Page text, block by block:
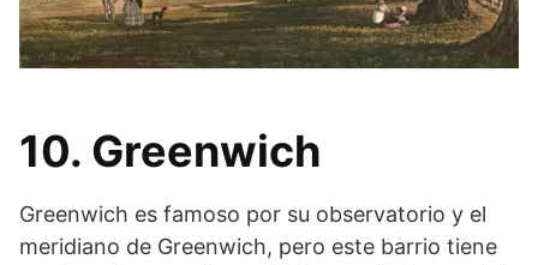
10. Greenwich
Greenwich es famoso por su observatorio y el
meridiano de Greenwich, pero este barrio tiene